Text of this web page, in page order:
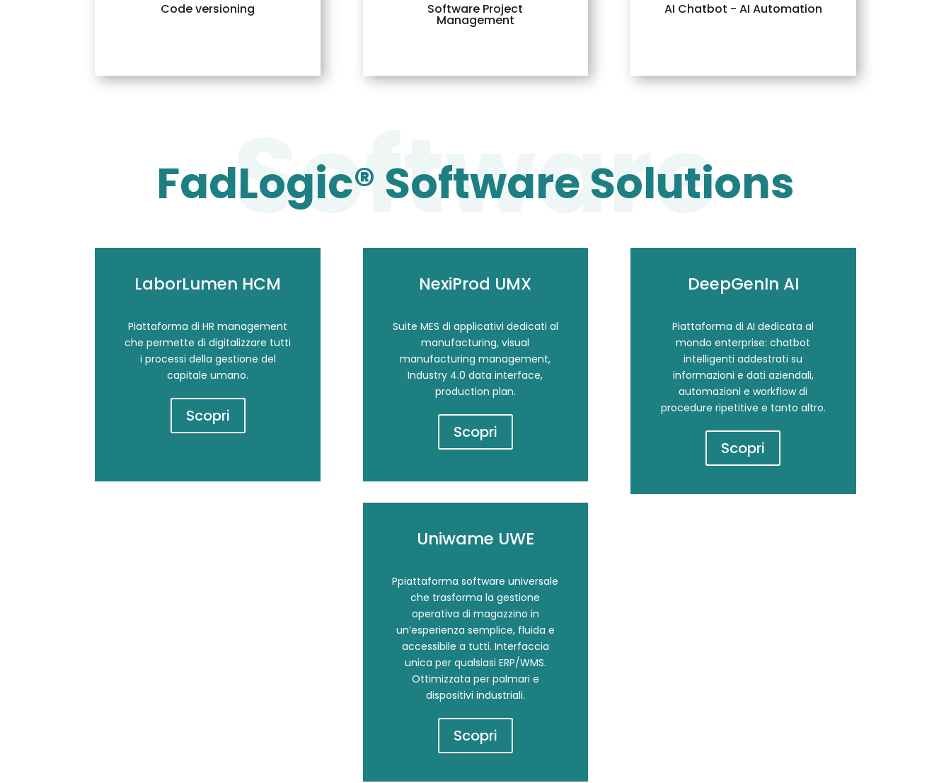
Code versioning Software Project
Management
AI Chatbot - AI Automation
FadLogic® Software Solutions
LaborLumen HCM
Piattaforma di HR management
che permette di digitalizzare tutti
i processi della gestione del
capitale umano.
Scopri
NexiProd UMX
Suite MES di applicativi dedicati al
manufacturing, visual
manufacturing management,
Industry 4.0 data interface,
production plan.
Scopri
Uniwame UWE
Ppiattaforma software universale
che trasforma la gestione
operativa di magazzino in
un’esperienza semplice, fluida e
accessibile a tutti. Interfaccia
unica per qualsiasi ERP/WMS.
Ottimizzata per palmari e
dispositivi industriali.
Scopri
DeepGenIn AI
Piattaforma di AI dedicata al
mondo enterprise: chatbot
intelligenti addestrati su
informazioni e dati aziendali,
automazioni e workflow di
procedure ripetitive e tanto altro.
Scopri